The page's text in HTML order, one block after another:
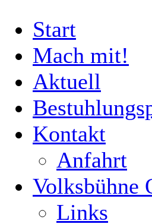
Start
Mach mit!
Aktuell
Kontakt
Anfahrt
Volksbühne
Links